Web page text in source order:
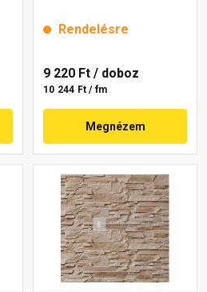
Rendelésre
9 220 Ft / doboz
10 244 Ft / fm
Megnézem